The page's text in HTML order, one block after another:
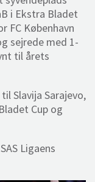
i Ekstra Bladet
FC København
sejrede med 1-
til årets
Slavija Sarajevo,
Cup og
Ligaens